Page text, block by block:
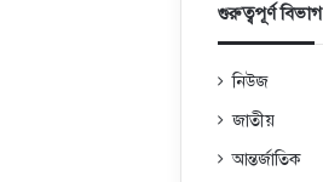
গুরুত্বপূর্ণ বিভাগ
নিউজ
জাতীয়
আন্তর্জাতিক